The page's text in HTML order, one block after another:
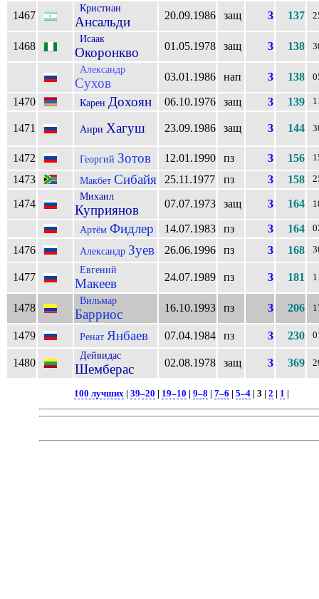
1467
Кристиан
Ансальди 20.09.1986 защ 3 137
1468
Исаак
Окоронкво 01.05.1978 защ 3 138
Александр
Сухов 03.01.1986 нап 3 138
1470 Карен Дохоян 06.10.1976 защ 3 139
1471 Анри Хагуш 23.09.1986 защ 3 144
1472 Георгий Зотов 12.01.1990 пз 3 156
1473 Макбет Сибайя 25.11.1977 пз 3 158
1474
Михаил
Куприянов 07.07.1973 защ 3 164
Артём Фидлер 14.07.1983 пз 3 164
1476 Александр Зуев 26.06.1996 пз 3 168
1477
Евгений
Макеев 24.07.1989 пз 3 181
1478
Вильмар
Барриос 16.10.1993 пз 3 206
1479 Ренат Янбаев 07.04.1984 пз 3 230
1480
Дейвидас
Шемберас 02.08.1978 защ 3 369
100 лучших |39–20 19–10 |9–8 |7–6 |5–4 | 3 |2 1